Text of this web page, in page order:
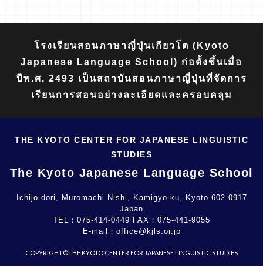
โรงเรียนสอนภาษาญี่ปุ่นเกียวโต (Kyoto
Japanese Language School) ก่อตั้งขึ้นเมื่อ
ปีพ.ศ. 2493 เป็นสถาบันสอนภาษาญี่ปุ่นที่จัดการ
เรียนการสอนอย่างละเอียดและครอบคลุม
THE KYOTO CENTER FOR JAPANESE LINGUISTIC
STUDIES
The Kyoto Japanese Language School
Ichijo-dori, Muromachi Nishi, Kamigyo-ku, Kyoto 602-0917
Japan
TEL： 075-414-0449 FAX： 075-441-9055
E-mail： office@kjls.or.jp
COPYRIGHT©THE KYOTO CENTER FOR JAPANESE LINGUISTIC STUDIES